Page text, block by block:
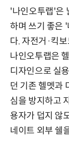
'나인오투랩'은
하며 쓰기 좋은
다. 자전거·킥
나인오투랩은
디자인으로 실
던 기존 헬멧과
심을 방지하고
용자가 덥지 않
네이트 외부 쉘